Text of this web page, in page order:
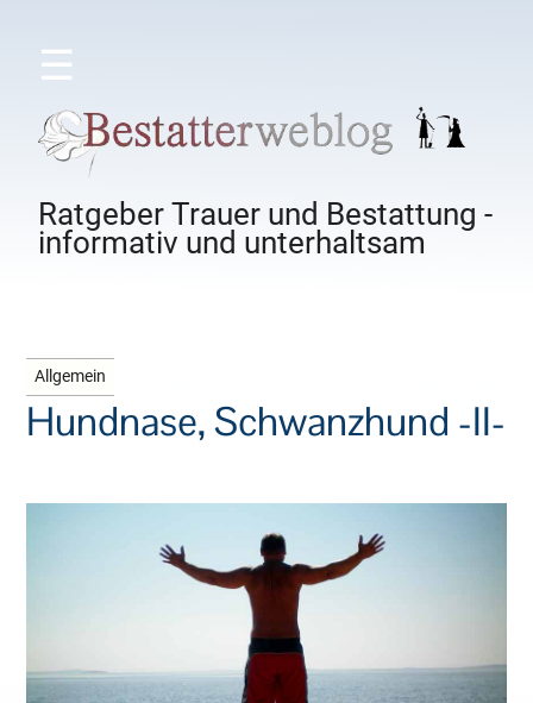
☰
Ratgeber Trauer und Bestattung -
informativ und unterhaltsam
Allgemein
Hundnase, Schwanzhund -II-